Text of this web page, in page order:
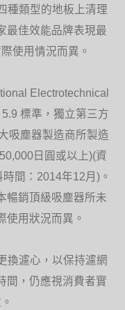
種類型的地板上清理
最佳效能品牌表現最
使用情況而異。
Electrotechnical
標準，獨立第三方
吸塵器製造商所製造
日圓或以上)(資
間：2014年12月)。
暢銷頂級吸塵器所未
使用狀況而異。
換濾心，以保持濾網
間，仍應視消費者實